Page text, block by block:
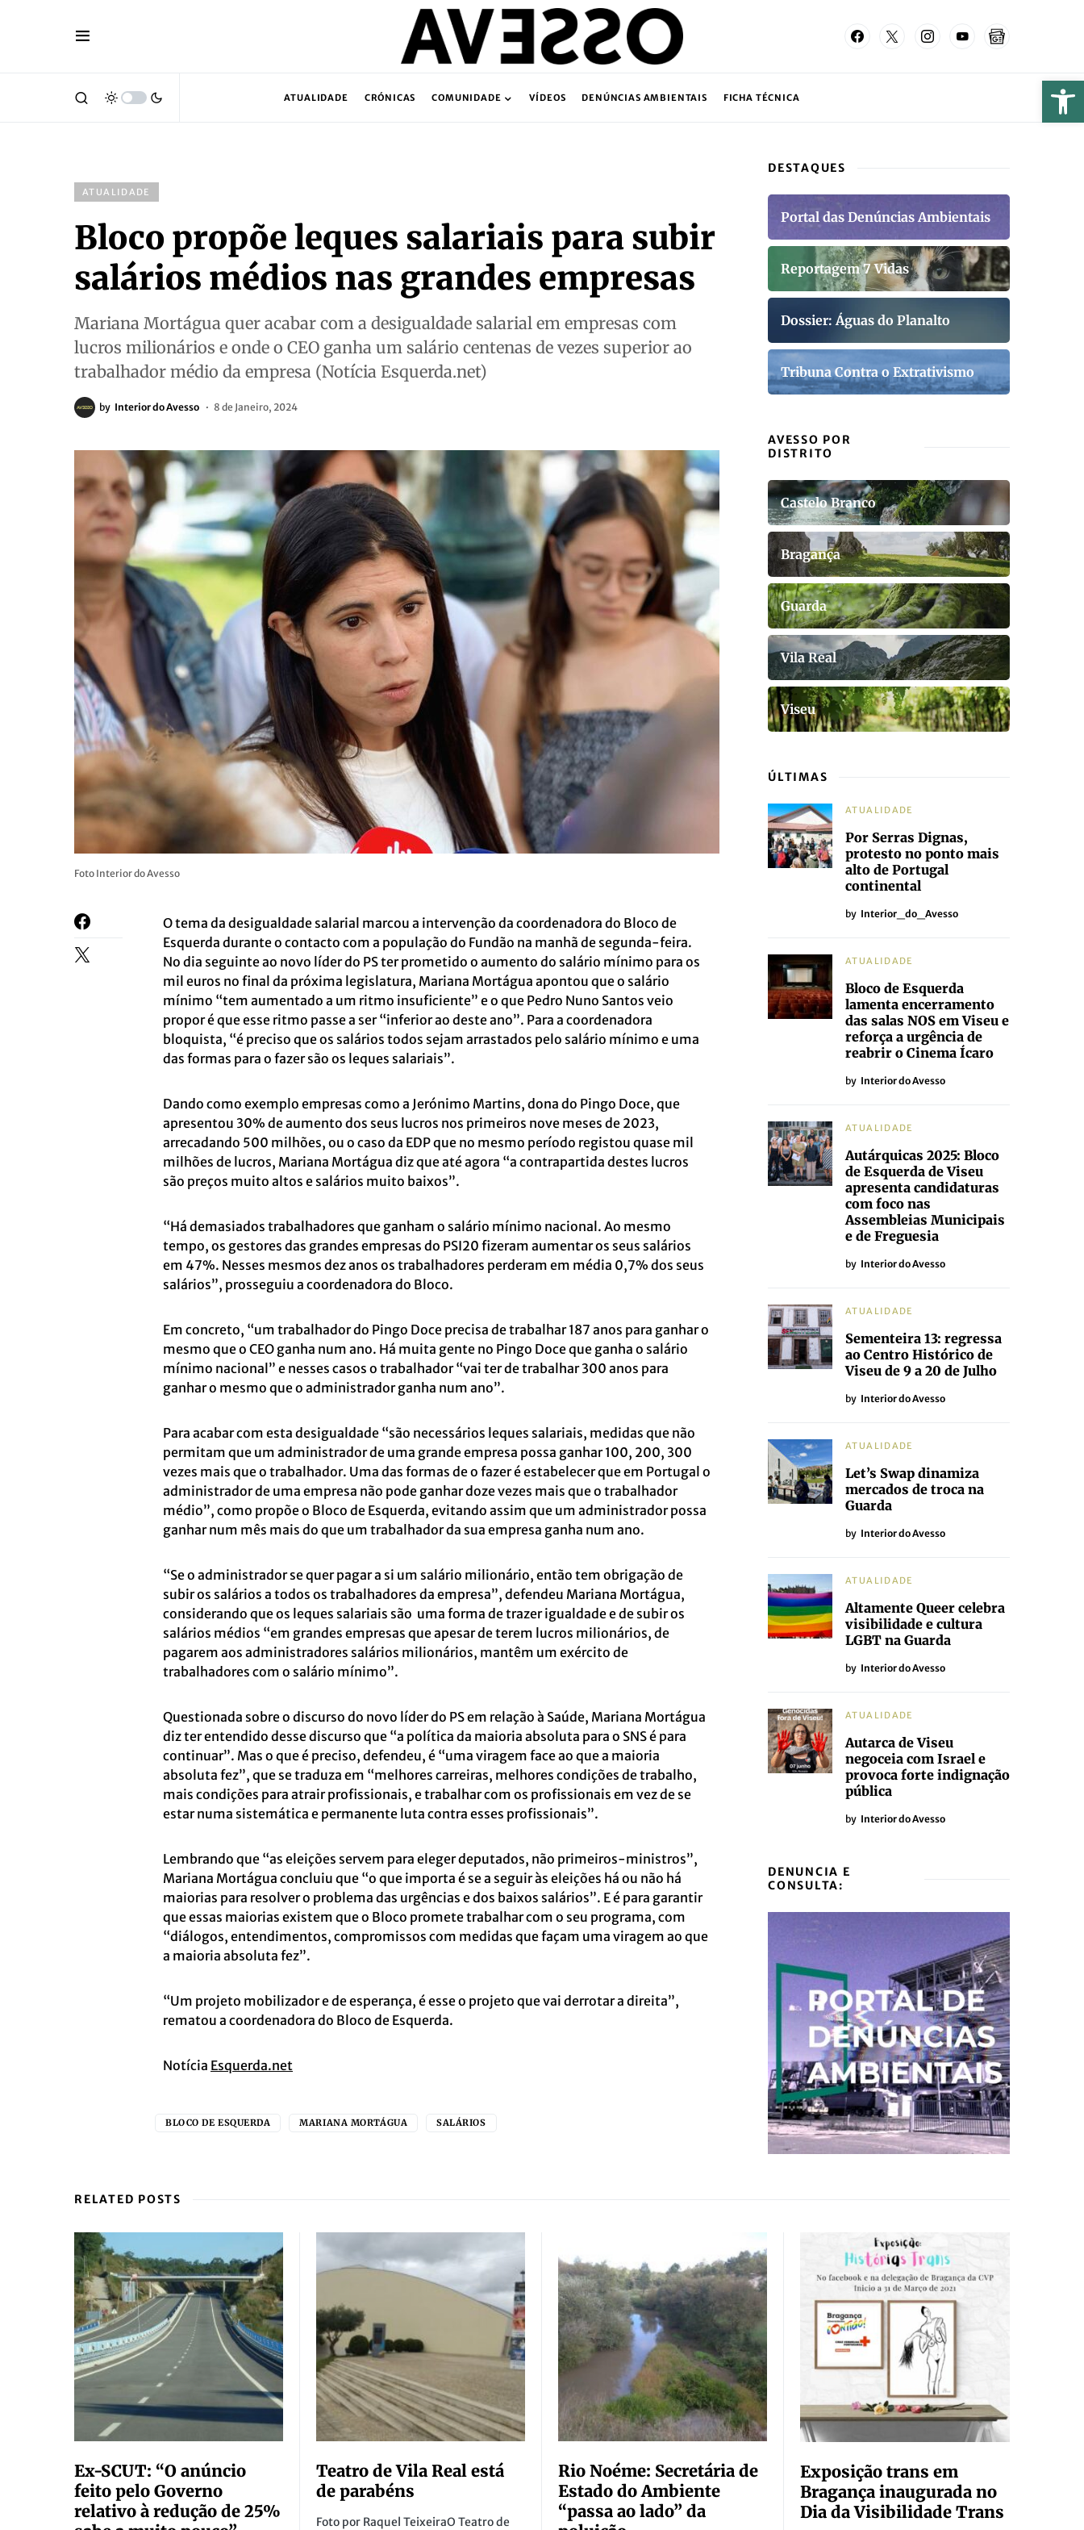
ATUALIDADE CRÓNICAS COMUNIDADE VÍDEOS DENÚNCIAS AMBIENTAIS FICHA TÉCNICA
ATUALIDADE
Bloco propõe leques salariais para subir
salários médios nas grandes empresas
Mariana Mortágua quer acabar com a desigualdade salarial em empresas com
lucros milionários e onde o CEO ganha um salário centenas de vezes superior ao
trabalhador médio da empresa (Notícia Esquerda.net)
by Interior do Avesso 8 de Janeiro, 2024
Foto Interior do Avesso
O tema da desigualdade salarial marcou a intervenção da coordenadora do Bloco de
Esquerda durante o contacto com a população do Fundão na manhã de segunda-feira.
No dia seguinte ao novo líder do PS ter prometido o aumento do salário mínimo para os
mil euros no final da próxima legislatura, Mariana Mortágua apontou que o salário
mínimo “tem aumentado a um ritmo insuficiente” e o que Pedro Nuno Santos veio
propor é que esse ritmo passe a ser “inferior ao deste ano”. Para a coordenadora
bloquista, “é preciso que os salários todos sejam arrastados pelo salário mínimo e uma
das formas para o fazer são os leques salariais”.
Dando como exemplo empresas como a Jerónimo Martins, dona do Pingo Doce, que
apresentou 30% de aumento dos seus lucros nos primeiros nove meses de 2023,
arrecadando 500 milhões, ou o caso da EDP que no mesmo período registou quase mil
milhões de lucros, Mariana Mortágua diz que até agora “a contrapartida destes lucros
são preços muito altos e salários muito baixos”.
“Há demasiados trabalhadores que ganham o salário mínimo nacional. Ao mesmo
tempo, os gestores das grandes empresas do PSI20 fizeram aumentar os seus salários
em 47%. Nesses mesmos dez anos os trabalhadores perderam em média 0,7% dos seus
salários”, prosseguiu a coordenadora do Bloco.
Em concreto, “um trabalhador do Pingo Doce precisa de trabalhar 187 anos para ganhar o
mesmo que o CEO ganha num ano. Há muita gente no Pingo Doce que ganha o salário
mínimo nacional” e nesses casos o trabalhador “vai ter de trabalhar 300 anos para
ganhar o mesmo que o administrador ganha num ano”.
Para acabar com esta desigualdade “são necessários leques salariais, medidas que não
permitam que um administrador de uma grande empresa possa ganhar 100, 200, 300
vezes mais que o trabalhador. Uma das formas de o fazer é estabelecer que em Portugal o
administrador de uma empresa não pode ganhar doze vezes mais que o trabalhador
médio”, como propõe o Bloco de Esquerda, evitando assim que um administrador possa
ganhar num mês mais do que um trabalhador da sua empresa ganha num ano.
“Se o administrador se quer pagar a si um salário milionário, então tem obrigação de
subir os salários a todos os trabalhadores da empresa”, defendeu Mariana Mortágua,
considerando que os leques salariais são uma forma de trazer igualdade e de subir os
salários médios “em grandes empresas que apesar de terem lucros milionários, de
pagarem aos administradores salários milionários, mantêm um exército de
trabalhadores com o salário mínimo”.
Questionada sobre o discurso do novo líder do PS em relação à Saúde, Mariana Mortágua
diz ter entendido desse discurso que “a política da maioria absoluta para o SNS é para
continuar”. Mas o que é preciso, defendeu, é “uma viragem face ao que a maioria
absoluta fez”, que se traduza em “melhores carreiras, melhores condições de trabalho,
mais condições para atrair profissionais, e trabalhar com os profissionais em vez de se
estar numa sistemática e permanente luta contra esses profissionais”.
Lembrando que “as eleições servem para eleger deputados, não primeiros-ministros”,
Mariana Mortágua concluiu que “o que importa é se a seguir às eleições há ou não há
maiorias para resolver o problema das urgências e dos baixos salários”. E é para garantir
que essas maiorias existem que o Bloco promete trabalhar com o seu programa, com
“diálogos, entendimentos, compromissos com medidas que façam uma viragem ao que
a maioria absoluta fez”.
“Um projeto mobilizador e de esperança, é esse o projeto que vai derrotar a direita”,
rematou a coordenadora do Bloco de Esquerda.
Notícia Esquerda.net
BLOCO DE ESQUERDA MARIANA MORTÁGUA SALÁRIOS
DESTAQUES
Portal das Denúncias Ambientais
Reportagem 7 Vidas
Dossier: Águas do Planalto
Tribuna Contra o Extrativismo
AVESSO POR
DISTRITO
Castelo Branco
Bragança
Guarda
Vila Real
Viseu
ÚLTIMAS
ATUALIDADE
Por Serras Dignas,
protesto no ponto mais
alto de Portugal
continental
by Interior_do_Avesso
ATUALIDADE
Bloco de Esquerda
lamenta encerramento
das salas NOS em Viseu e
reforça a urgência de
reabrir o Cinema Ícaro
by Interior do Avesso
ATUALIDADE
Autárquicas 2025: Bloco
de Esquerda de Viseu
apresenta candidaturas
com foco nas
Assembleias Municipais
e de Freguesia
by Interior do Avesso
ATUALIDADE
Sementeira 13: regressa
ao Centro Histórico de
Viseu de 9 a 20 de Julho
by Interior do Avesso
ATUALIDADE
Let’s Swap dinamiza
mercados de troca na
Guarda
by Interior do Avesso
ATUALIDADE
Altamente Queer celebra
visibilidade e cultura
LGBT na Guarda
by Interior do Avesso
ATUALIDADE
Autarca de Viseu
negoceia com Israel e
provoca forte indignação
pública
by Interior do Avesso
DENUNCIA E
CONSULTA:
RELATED POSTS
Ex-SCUT: “O anúncio
feito pelo Governo
relativo à redução de 25%
Teatro de Vila Real está
de parabéns
Foto por Raquel TeixeiraO Teatro de
Rio Noéme: Secretária de
Estado do Ambiente
“passa ao lado” da
Exposição trans em
Bragança inaugurada no
Dia da Visibilidade Trans